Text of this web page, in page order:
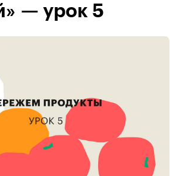
— урок 5